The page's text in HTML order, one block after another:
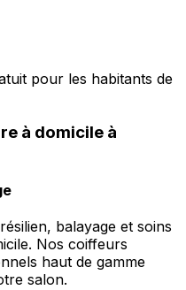
pour les habitants de
à domicile à
balayage et soins
Nos coiffeurs
haut de gamme
salon.